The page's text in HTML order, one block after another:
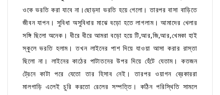
ওকে ভরতি করা যাবে না।ছোড়দা ভরতি হয়ে গেলো। তারপর বাসা বাড়িতে
জীবন যাপন। সুবিধা অসুবিধার মাঝে বড়ো হতে লাগলাম। আমাদের খেলার
সঙ্গি ছিলো অনেক। ধীরে ধীরে আমরা বড়ো হয়ে টি,আর,জি,আর,খেমকা হাই
স্কুলে ভরতি হলাম। তখন লাইনের পাশ দিয়ে যাওয়া আসা করার রাস্তা
ছিলো না। লাইনের কাঠের পাটাতনের উপর দিয়ে হেঁটে যেতাম। কতজন
ট্রেনে কাটা পরে যেতো তার হিসাব নেই। তারপর ওয়াগন ব্রেকাররা
মালগাড়ি এলেই চুরি করতো রেলের সম্পত্তি। কঠিন পরিস্থিতি সামলে